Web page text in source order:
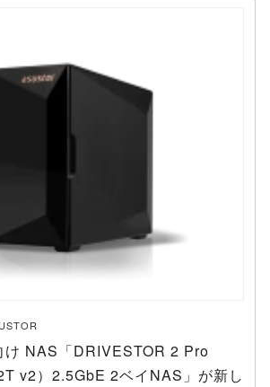
け NAS「DRIVESTOR 2 Pro
v2）2.5GbE 2ベイNAS」が新し